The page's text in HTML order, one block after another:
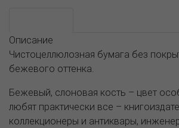
Описание
Чистоцеллюлозная бумага без
бежевого оттенка.
Бежевый, слоновая кость – цвет
любят практически все –
коллекционеры и антиквары,